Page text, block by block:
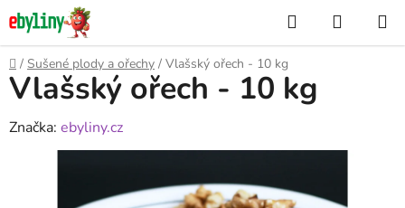
Přejít
na
obsah
Hledat
KOŠÍK
Domů
/ Sušené plody a ořechy / Vlašský ořech - 10 kg
Vlašský ořech - 10 kg
Značka: ebyliny.cz